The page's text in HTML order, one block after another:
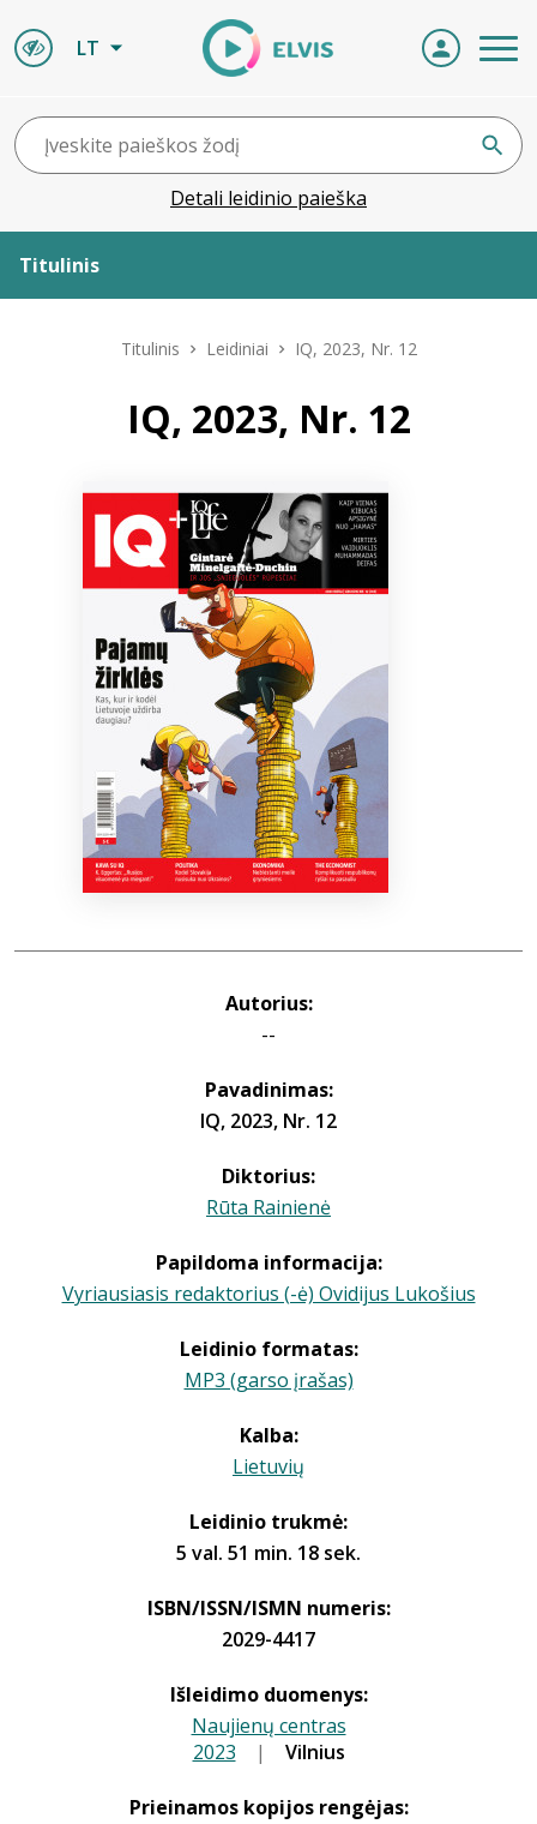
LT
Detali leidinio paieška
Titulinis
Naujienos
info@elvislab.lt
Titulinis Leidiniai IQ, 2023, Nr. 12
IQ, 2023, Nr. 12
Autorius:
--
Pavadinimas:
IQ, 2023, Nr. 12
Diktorius:
Rūta Rainienė
Papildoma informacija:
Vyriausiasis redaktorius (-ė) Ovidijus Lukošius
Leidinio formatas:
MP3 (garso įrašas)
Kalba:
Lietuvių
Leidinio trukmė:
5 val. 51 min. 18 sek.
ISBN/ISSN/ISMN numeris:
2029-4417
Išleidimo duomenys:
Naujienų centras
2023 | Vilnius
Prieinamos kopijos rengėjas: